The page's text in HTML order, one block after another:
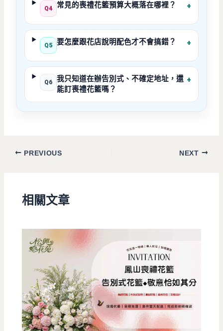
Q4 常見的喪禮花籃預算大概落在哪裡？ +
Q5 要怎麼跟花店說明配色才不會搞錯？ +
Q6
我只知道在辦告別式、不確定地址，還
能訂喪禮花籃嗎？
+
PREVIOUS NEXT
相關文章